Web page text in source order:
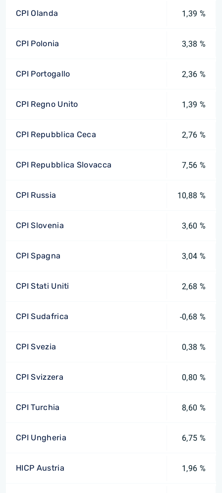
CPI Olanda 1,39 %
CPI Polonia 3,38 %
CPI Portogallo 2,36 %
CPI Regno Unito 1,39 %
CPI Repubblica Ceca 2,76 %
CPI Repubblica Slovacca 7,56 %
CPI Russia 10,88 %
CPI Slovenia 3,60 %
CPI Spagna 3,04 %
CPI Stati Uniti 2,68 %
CPI Sudafrica -0,68 %
CPI Svezia 0,38 %
CPI Svizzera 0,80 %
CPI Turchia 8,60 %
CPI Ungheria 6,75 %
HICP Austria 1,96 %